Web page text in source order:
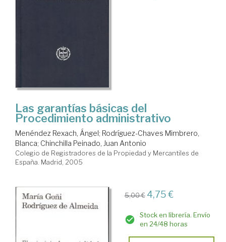
Las garantías básicas del
Procedimiento administrativo
Menéndez Rexach, Ángel; Rodríguez-Chaves Mimbrero,
Blanca; Chinchilla Peinado, Juan Antonio
Colegio de Registradores de la Propiedad y Mercantiles de
España. Madrid, 2005
5,00 € 4,75 €
Stock en librería. Envío
en 24/48 horas